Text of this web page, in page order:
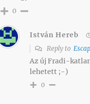
0
István Hereb
Reply to
Az új Fradi-
lehetett ;-)
0